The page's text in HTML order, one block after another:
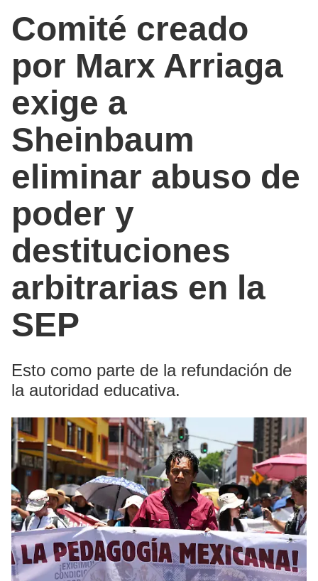
Comité creado
por Marx Arriaga
exige a
Sheinbaum
eliminar abuso de
poder y
destituciones
arbitrarias en la
SEP
Esto como parte de la refundación de
la autoridad educativa.